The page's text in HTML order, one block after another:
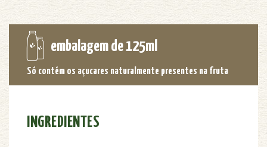
embalagem de 125ml
Só contém os açucares naturalmente presentes na fruta
INGREDIENTES